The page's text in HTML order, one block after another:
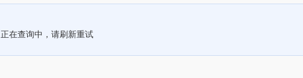
正在查询中，请刷新重试